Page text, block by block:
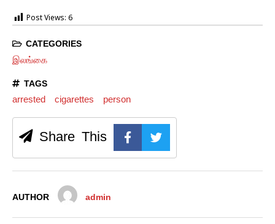
Post Views: 6
CATEGORIES
இலங்கை
TAGS
arrested cigarettes person
Share This
AUTHOR admin